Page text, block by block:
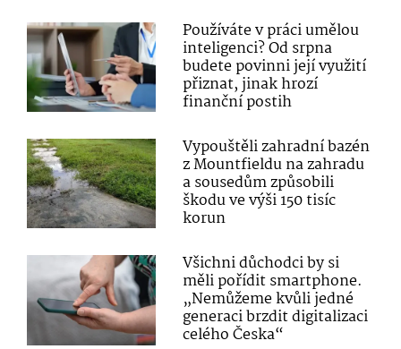
Používáte v práci umělou
inteligenci? Od srpna
budete povinni její využití
přiznat, jinak hrozí
finanční postih
Vypouštěli zahradní bazén
z Mountfieldu na zahradu
a sousedům způsobili
škodu ve výši 150 tisíc
korun
Všichni důchodci by si
měli pořídit smartphone.
„Nemůžeme kvůli jedné
generaci brzdit digitalizaci
celého Česka“